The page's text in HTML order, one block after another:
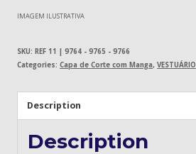
IMAGEM ILUSTRATIVA
SKU: REF 11 | 9764 - 9765 - 9766
Categories: Capa de Corte com Manga, VESTUÁRIO
Description
Description